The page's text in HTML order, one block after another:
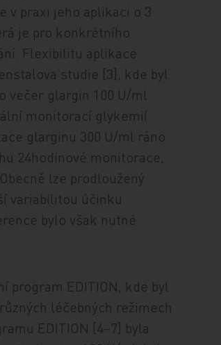
v praxi jeho aplikaci o 3
je pro konkrétního
Flexibilitu aplikace
studie [3], kde byl
večer glargin 100 U/ml
monitorací glykemií
glarginu 300 U/ml ráno
24hodinové monitorace,
lze prodloužený
variabilitou účinku
bylo však nutné
EDITION, kde byl
léčebných režimech
EDITION [4–7] byla